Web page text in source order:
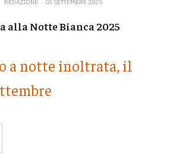
REDAZIONE 03 SETTEMBRE 2025
alla Notte Bianca 2025
a notte inoltrata, il